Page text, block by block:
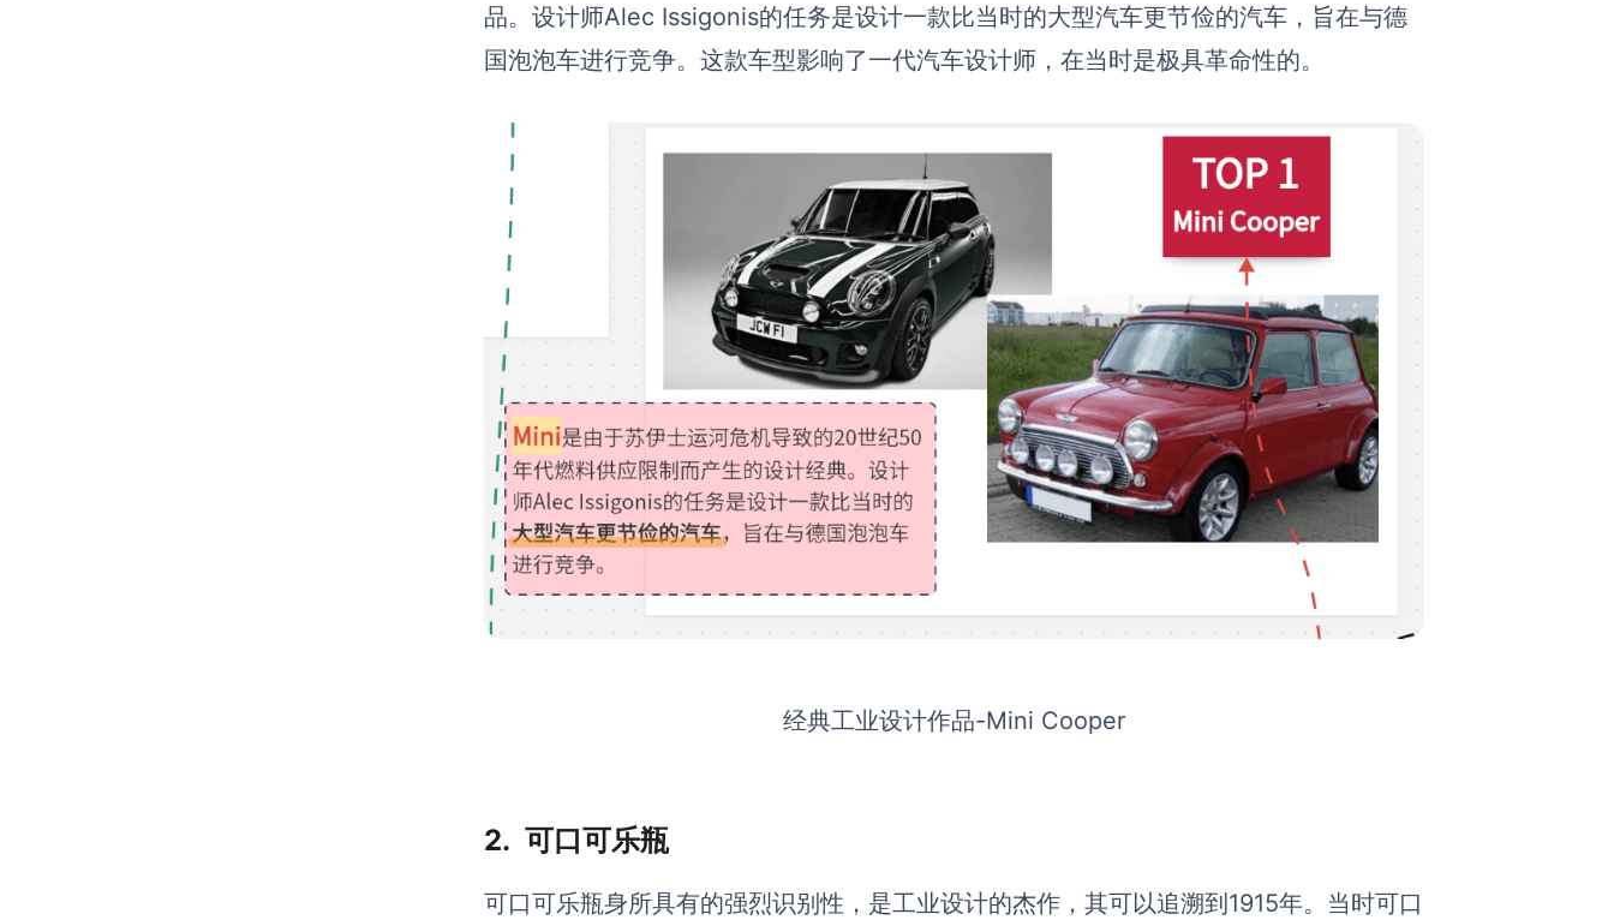
品。设计师Alec Issigonis的任务是设计一款比当时的大型汽车更节俭的汽车，旨在与德
国泡泡车进行竞争。这款车型影响了一代汽车设计师，在当时是极具革命性的。
经典工业设计作品-Mini Cooper
2. 可口可乐瓶
可口可乐瓶身所具有的强烈识别性，是工业设计的杰作，其可以追溯到1915年。当时可口